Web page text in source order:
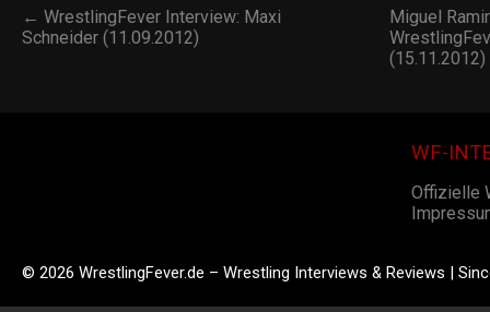
← WrestlingFever Interview: Maxi
Schneider (11.09.2012)
Miguel
WF-
Offizielle
© 2026 WrestlingFever.de – Wrestling Interviews & Reviews |